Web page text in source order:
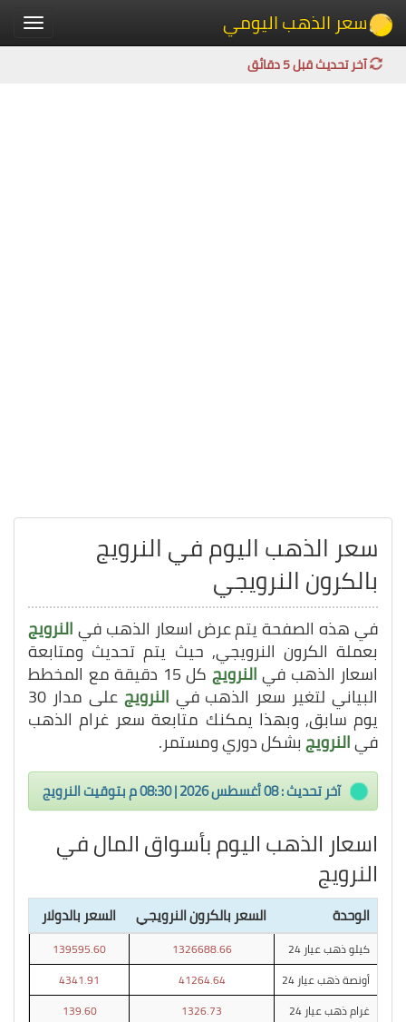
Toggle سعر الذهب اليومي
آخر تحديث قبل 5 دقائق
سعر الذهب اليوم في النرويج
بالكرون النرويجي
في هذه الصفحة يتم عرض اسعار الذهب فيالنرويج
بعملة الكرون النرويجي, حيث يتم تحديث ومتابعة
اسعار الذهب فيالنرويج كل 15 دقيقة مع المخطط
البياني لتغير سعر الذهب في النرويج على مدار 30
يوم سابق, وبهذا يمكنك متابعة سعر غرام الذهب
فيالنرويجبشكل دوري ومستمر.
آخر تحديث : 08 أغسطس 2026 | 08:30 م بتوقيت النرويج
اسعار الذهب اليوم بأسواق المال في
النرويج
الوحدة السعر بالكرون النرويجي السعر بالدولار
كيلو ذهب عيار 24 1326688.66
139595.60
أونصة ذهب عيار 24
41264.64
4341.91
غرام ذهب عيار 24
1326.73
139.60